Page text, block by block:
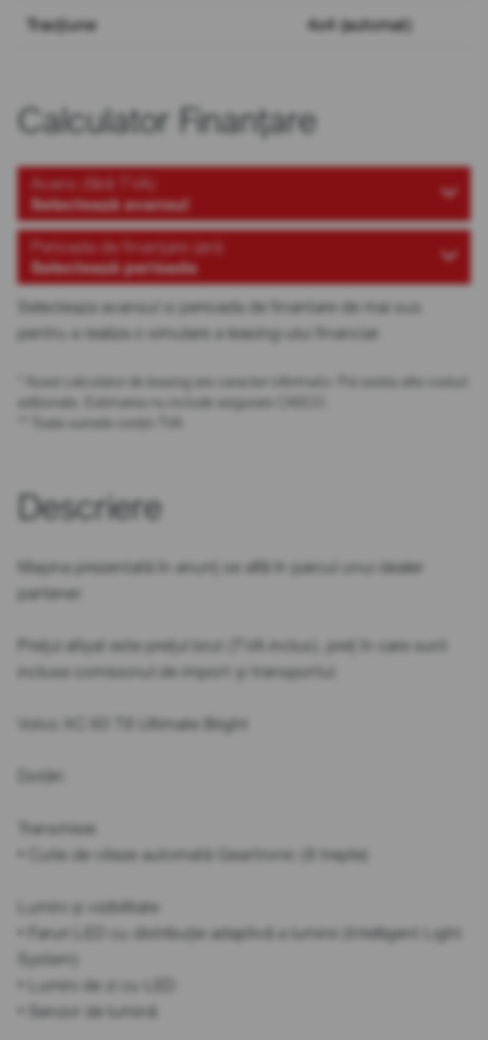
Tracțiune 4x4 (automat)
Calculator Finanțare
Avans (fără TVA)
Selectează avansul
Perioada de finanțare (ani)
Selectează perioada
Selecteaza avansul si perioada de finantare de mai sus
pentru a realiza o simulare a leasing-ului financiar.
* Acest calculator de leasing are caracter informativ. Pot exista alte costuri
adiționale. Estimarea nu include asigurare CASCO.
** Toate sumele conțin TVA.
Descriere
Mașina prezentată în anunț se află în parcul unui dealer
partener.
Prețul afișat este prețul brut (TVA inclus), preț în care sunt
incluse comisionul de import și transportul.
Volvo XC 60 T8 Ultimate Bright
Dotări:
Transmisie
• Cutie de viteze automată Geartronic (8 trepte)
Lumini și vizibilitate
• Faruri LED cu distribuție adaptivă a luminii (Intelligent Light
System)
• Lumini de zi cu LED
• Senzor de lumină